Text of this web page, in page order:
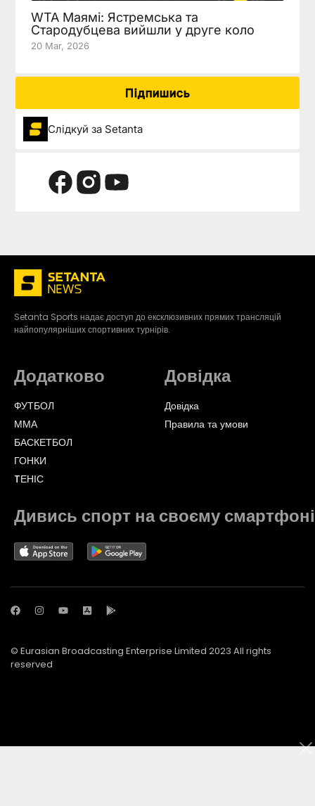
WTA Маямі: Ястремська та
Стародубцева вийшли у друге коло
20 Mar, 2026
Підпишись
Слідкуй за Setanta
Setanta Sports надає доступ до ексклюзивних прямих трансляцій
найпопулярніших спортивних турнірів.
Додатково
ФУТБОЛ
ММА
БАСКЕТБОЛ
ГОНКИ
TЕНІС
Довідка
Довідка
Правила та умови
Дивись спорт на своєму смартфоні
© Eurasian Broadcasting Enterprise Limited 2023 All rights
reserved